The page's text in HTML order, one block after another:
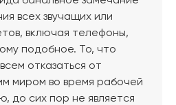
всех звучащих или
включая телефоны,
подобное. То, что
отказаться от
миром во время рабочей
до сих пор не является